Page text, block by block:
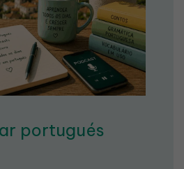
portugués